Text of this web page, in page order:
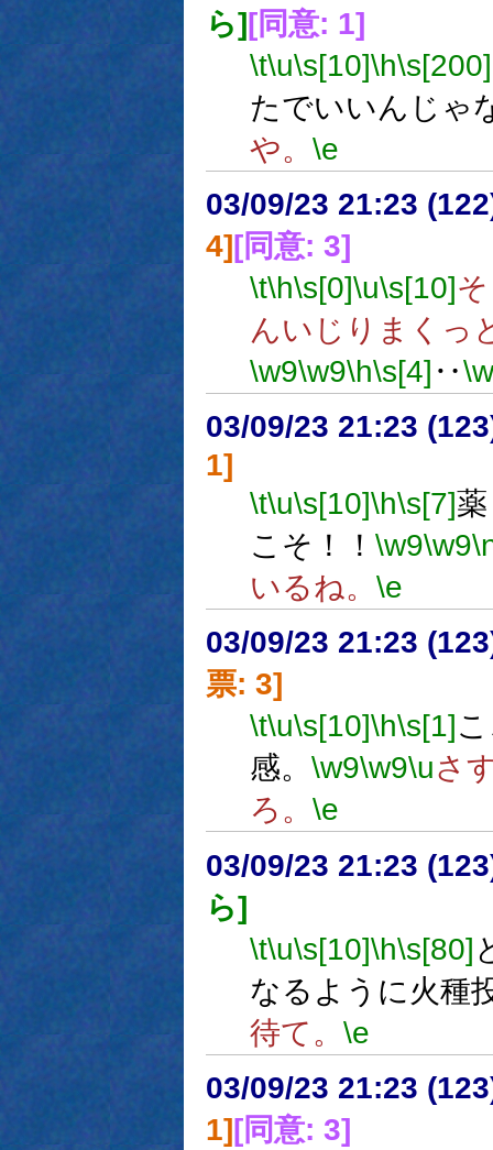
ら][同意: 1]
\t\u\s[10]\h\s[200]
たでいいんじゃ
や。 \e
03/09/23 21:23
4][同意: 3]
\t\h\s[0]\u\s[10]
んいじりまくっ
\w9\w9\h\s[4] ‥
03/09/23 21:23
1]
\t\u\s[10]\h\s[7]
こそ！！ \w9\w9
いるね。 \e
03/09/23 21:23
票: 3]
\t\u\s[10]\h\s[1]
感。 \w9\w9\uさ
ろ。 \e
03/09/23 21:23
ら]
\t\u\s[10]\h\s[80]
なるように火種
待て。 \e
03/09/23 21:23
1][同意: 3]